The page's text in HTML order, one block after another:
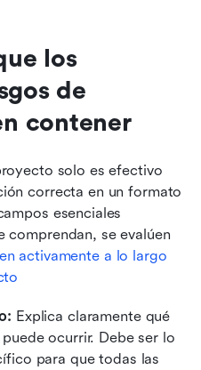
los
de
contener
solo es efectivo
correcta en un formato
esenciales
comprendan, se evalúen
activamente a lo largo
Explica claramente qué
ocurrir. Debe ser lo
para que todas las